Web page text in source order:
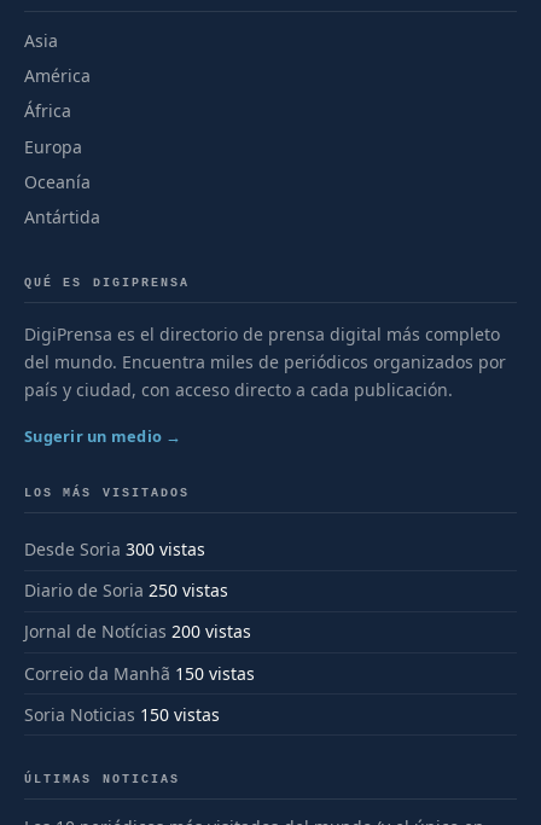
Asia
América
África
Europa
Oceanía
Antártida
QUÉ ES DIGIPRENSA
DigiPrensa es el directorio de prensa digital más completo
del mundo. Encuentra miles de periódicos organizados por
país y ciudad, con acceso directo a cada publicación.
Sugerir un medio →
LOS MÁS VISITADOS
Desde Soria 300 vistas
Diario de Soria 250 vistas
Jornal de Notícias 200 vistas
Correio da Manhã 150 vistas
Soria Noticias 150 vistas
ÚLTIMAS NOTICIAS